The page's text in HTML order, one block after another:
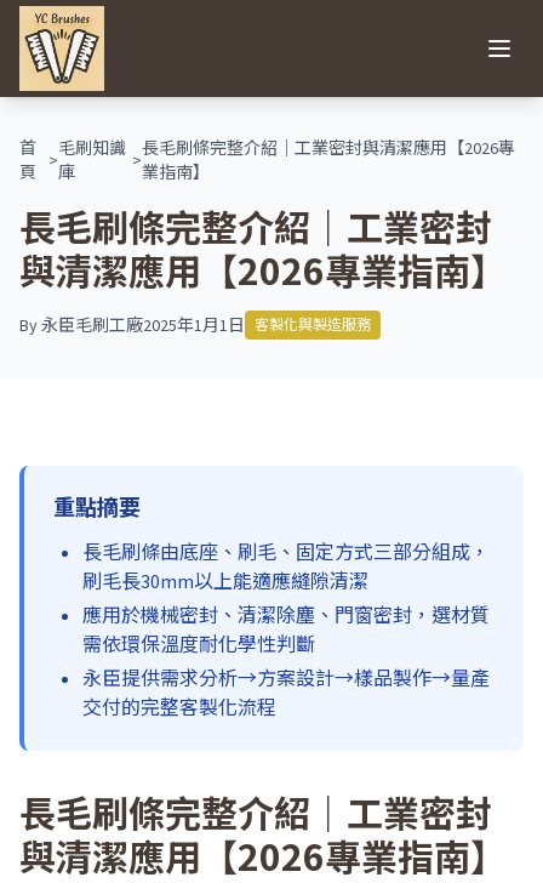
首
頁
>
毛刷知識
庫
>
長毛刷條完整介紹｜工業密封與清潔應用【2026專
業指南】
長毛刷條完整介紹｜工業密封
與清潔應用【2026專業指南】
By永臣毛刷工廠2025年1月1日 客製化與製造服務
重點摘要
長毛刷條由底座、刷毛、固定方式三部分組成，
刷毛長30mm以上能適應縫隙清潔
應用於機械密封、清潔除塵、門窗密封，選材質
需依環保溫度耐化學性判斷
永臣提供需求分析→方案設計→樣品製作→量產
交付的完整客製化流程
長毛刷條完整介紹｜工業密封
與清潔應用【2026專業指南】